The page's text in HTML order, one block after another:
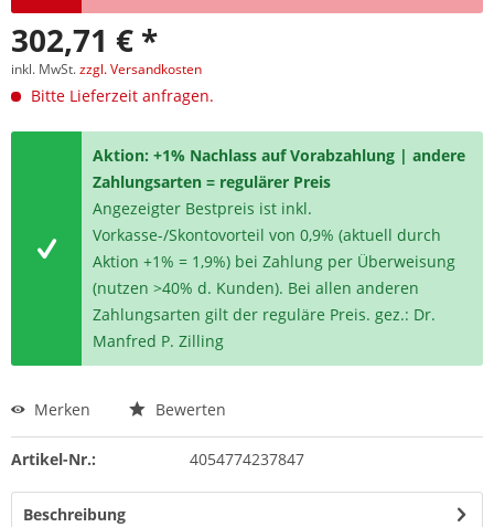
302,71 € *
inkl. MwSt.zzgl. Versandkosten
Bitte Lieferzeit anfragen.
Aktion: +1% Nachlass auf Vorabzahlung | andere
Zahlungsarten = regulärer Preis
Angezeigter Bestpreis ist inkl.
Vorkasse-/Skontovorteil von 0,9% (aktuell durch
Aktion +1% = 1,9%) bei Zahlung per Überweisung
(nutzen >40% d. Kunden). Bei allen anderen
Zahlungsarten gilt der reguläre Preis. gez.: Dr.
Manfred P. Zilling
Merken Bewerten
Artikel-Nr.: 4054774237847
Beschreibung